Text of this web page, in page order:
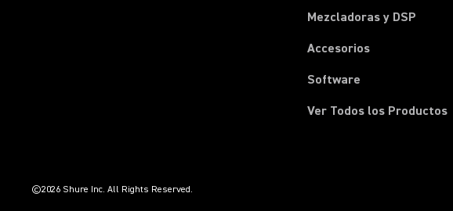
Mezcladoras y DSP
Accesorios
Software
Ver Todos los Productos
©2026 Shure Inc. All Rights Reserved.